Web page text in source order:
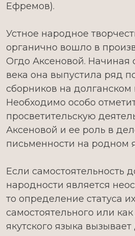
Ефремов).
Устное народное
органично вошло в
Огдо Аксеновой. Начиная
века она выпустила ряд
сборников на долганском
Необходимо особо
просветительскую
Аксеновой и ее роль в
письменности на родном
Если самостоятельность
народности является
то определение статуса
самостоятельного или
якутского языка